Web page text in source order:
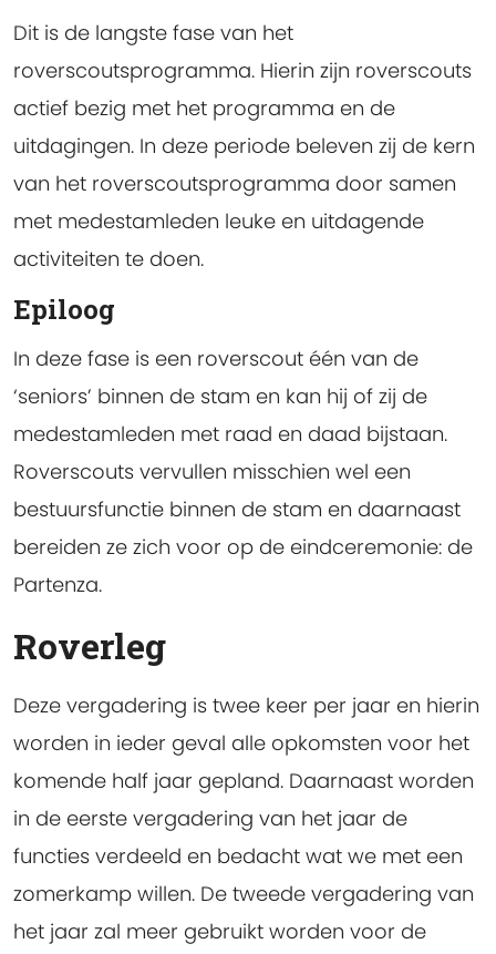
Dit is de langste fase van het
roverscoutsprogramma. Hierin zijn roverscouts
actief bezig met het programma en de
uitdagingen. In deze periode beleven zij de kern
van het roverscoutsprogramma door samen
met medestamleden leuke en uitdagende
activiteiten te doen.
Epiloog
In deze fase is een roverscout één van de
‘seniors’ binnen de stam en kan hij of zij de
medestamleden met raad en daad bijstaan.
Roverscouts vervullen misschien wel een
bestuursfunctie binnen de stam en daarnaast
bereiden ze zich voor op de eindceremonie: de
Partenza.
Roverleg
Deze vergadering is twee keer per jaar en hierin
worden in ieder geval alle opkomsten voor het
komende half jaar gepland. Daarnaast worden
in de eerste vergadering van het jaar de
functies verdeeld en bedacht wat we met een
zomerkamp willen. De tweede vergadering van
het jaar zal meer gebruikt worden voor de